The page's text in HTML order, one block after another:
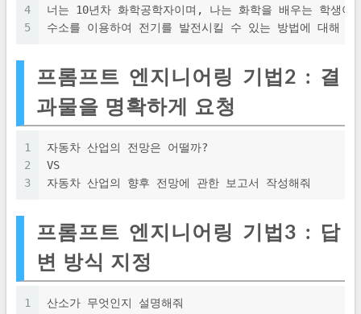
4
5
너는 10년차 화학공학자이며, 나는 화학을 배우는 학생
수소를 이용하여 전기를 발전시킬 수 있는 방법에 대해 알
프롬프트 엔지니어링 기법2 : 결
과물을 명확하게 요청
1
2
3
자동차 산업의 전망은 어떨까?
VS
자동차 산업의 향후 전망에 관한 보고서 작성해줘
프롬프트 엔지니어링 기법3 : 답
변 방식 지정
1
산소가 무엇인지 설명해줘